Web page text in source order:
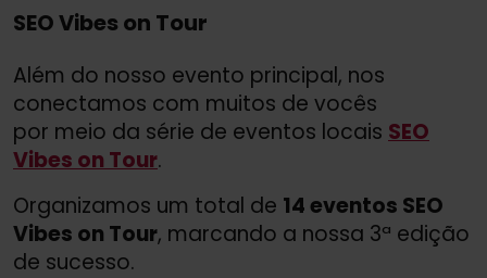
SEO Vibes on Tour
Além do nosso evento principal, nos
conectamos com muitos de vocês
por meio da série de eventos locais SEO
Vibes on Tour.
Organizamos um total de 14 eventos SEO
Vibes on Tour, marcando a nossa 3ª edição
de sucesso.